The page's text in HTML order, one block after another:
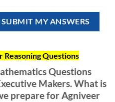
Reasoning Questions
Questions
Makers. What is
prepare for Agniveer